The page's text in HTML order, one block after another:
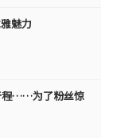
魅力
程……为了粉丝惊